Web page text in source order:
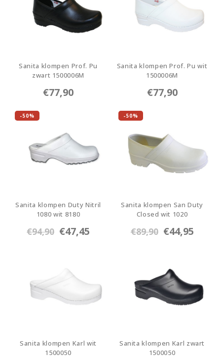
Sanita klompen Prof. Pu
zwart 1500006M
€77,90
Sanita klompen Prof. Pu wit
1500006M
€77,90
-50%
Sanita klompen Duty Nitril
1080 wit 8180
€94,90 €47,45
-50%
Sanita klompen San Duty
Closed wit 1020
€89,90 €44,95
Sanita klompen Karl wit
1500050
Sanita klompen Karl zwart
1500050